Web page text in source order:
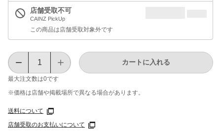
店舗受取不可
CAINZ PickUp
この商品は店舗受取対象外です
最大注文数は0です
カートに入れる
※価格は​店舗や​掲載場所で​異なる​場合が​あります。
送料について
店舗受取のお支払いについて